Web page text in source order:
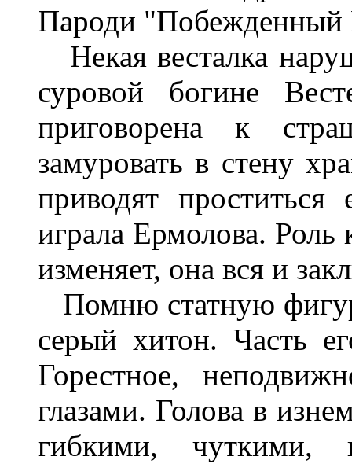
Пароди
Некая весталка
суровой богине
приговорена к
замуровать в стену
приводят
играла Ермолова.
изменяет, она вся и
Помню статную
серый хитон. Часть
Горестное,
глазами. Голова в
гибкими, чуткими,